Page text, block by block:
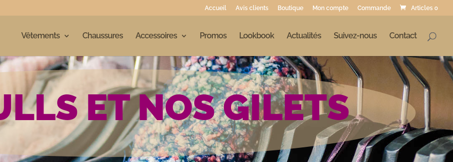
Accueil Avis clients Boutique Mon compte Commande Articles 0
Vêtements Chaussures Accessoires Promos Lookbook Actualités Suivez-nous Contact
ET NOS GILETS